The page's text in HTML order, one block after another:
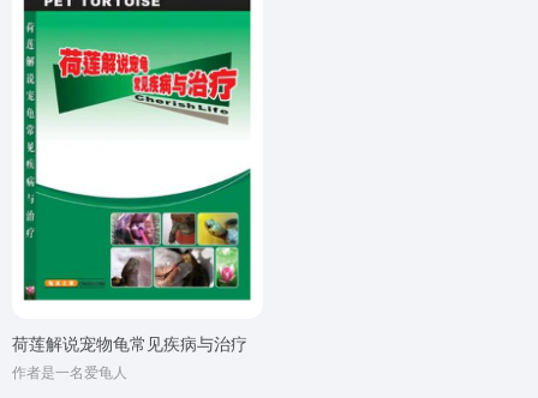
荷莲解说宠物龟常见疾病与治疗
作者是一名爱龟人